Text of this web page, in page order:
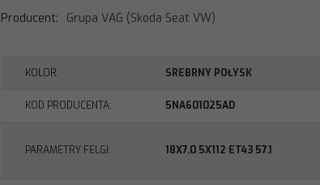
Producent: Grupa VAG (Skoda Seat VW)
KOLOR: SREBRNY POŁYSK
KOD PRODUCENTA: 5NA601025AD
PARAMETRY FELGI : 18X7.0 5X112 ET43 57.1